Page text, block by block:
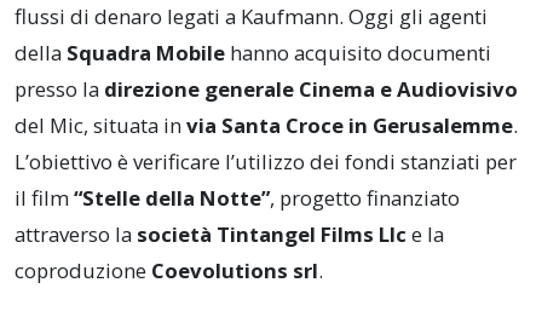
flussi di denaro legati a Kaufmann. Oggi gli agenti
della Squadra Mobile hanno acquisito documenti
presso la direzione generale Cinema e Audiovisivo
del Mic, situata invia Santa Croce in Gerusalemme.
L’obiettivo è verificare l’utilizzo dei fondi stanziati per
il film“Stelle della Notte”, progetto finanziato
attraverso la società Tintangel Films Llc e la
coproduzione Coevolutions srl.